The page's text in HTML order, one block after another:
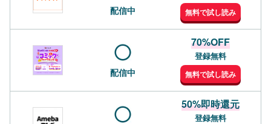
配信中 無料で試し読み
配信中
70%OFF
登録無料
無料で試し読み
50%即時還元
登録無料